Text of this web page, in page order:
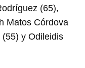
(65),
Matos Córdova
y Odileidis